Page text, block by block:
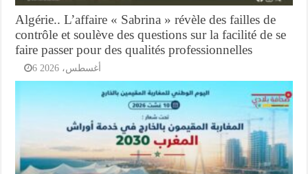
Algérie.. L’affaire « Sabrina » révèle des failles de
contrôle et soulève des questions sur la facilité de se
faire passer pour des qualités professionnelles
6 أغسطس، 2026